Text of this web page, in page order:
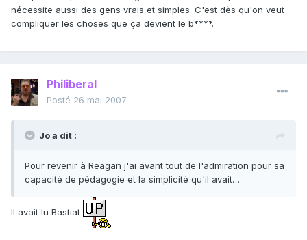
nécessite aussi des gens vrais et simples. C'est dès qu'on veut
compliquer les choses que ça devient le b****.
Philiberal
Posté 26 mai 2007
Jo a dit :
Pour revenir à Reagan j'ai avant tout de l'admiration pour sa
capacité de pédagogie et la simplicité qu'il avait…
Il avait lu Bastiat